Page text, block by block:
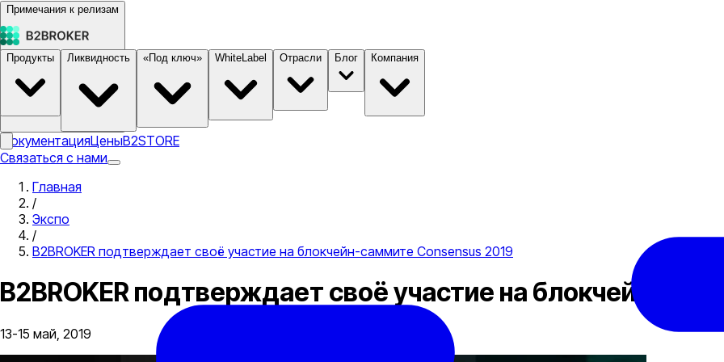
Примечания к релизам
ДокументацияЦеныB2STORE
Продукты Ликвидность «Под ключ» WhiteLabel Отрасли Блог Компания
Связаться с нами
Главная
/
Экспо
/
B2BROKER подтверждает своё участие на блокчейн-саммите Consensus 2019
B2BROKER подтверждает своё участие на блокчейн-
13-15 май, 2019